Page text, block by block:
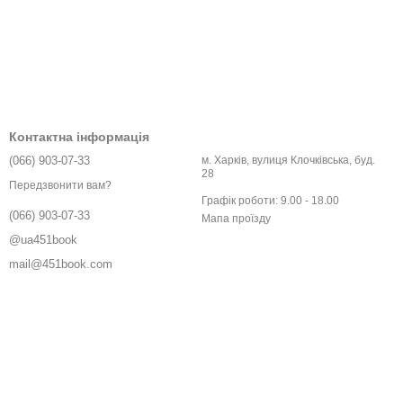
Контактна інформація
(066) 903-07-33
Передзвонити вам?
(066) 903-07-33
@ua451book
mail@451book.com
м. Харків, вулиця Клочківська, буд.
28
Графік роботи: 9.00 - 18.00
Мапа проїзду